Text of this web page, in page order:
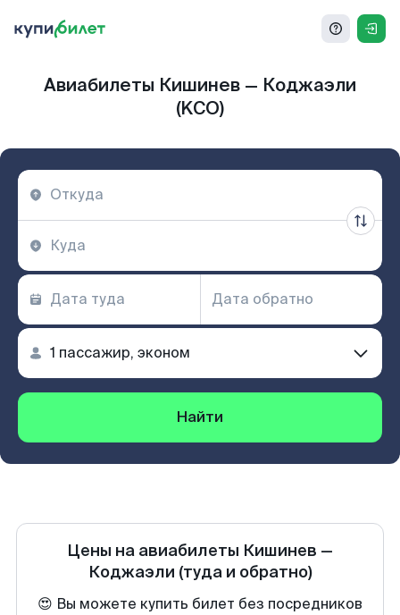
Авиабилеты Кишинев — Коджаэли
(KCO)
Найти
Цены на авиабилеты Кишинев —
Коджаэли (туда и обратно)
😍 Вы можете купить билет без посредников